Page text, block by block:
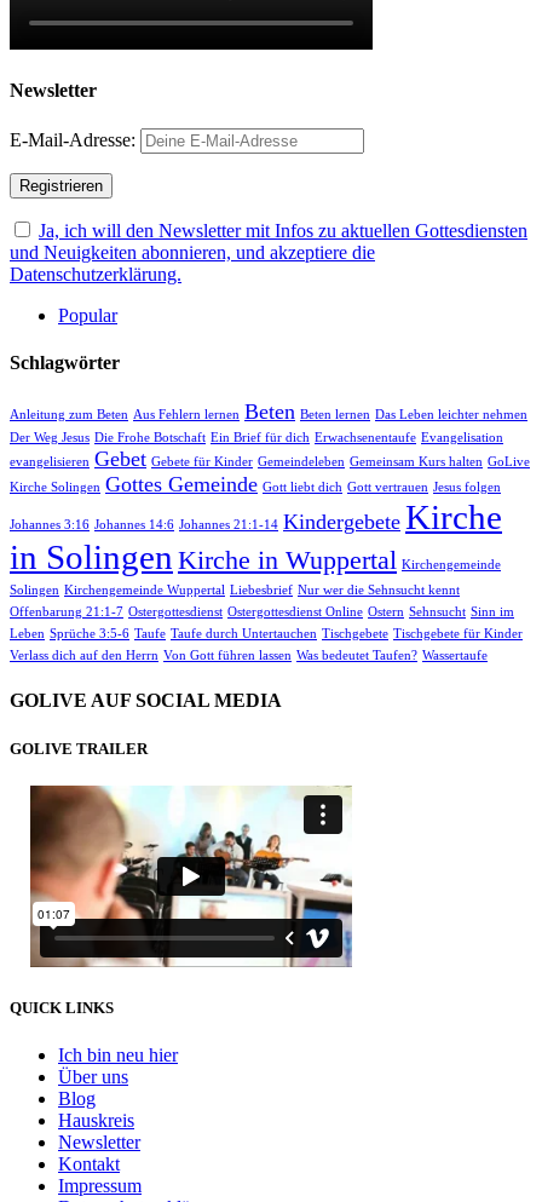
Newsletter
E-Mail-Adresse:
Ja, ich will den Newsletter mit Infos zu aktuellen Gottesdiensten
und Neuigkeiten abonnieren, und akzeptiere die
Datenschutzerklärung.
Popular
Schlagwörter
Anleitung zum Beten Aus Fehlern lernen Beten Beten lernen Das Leben leichter nehmen
Der Weg Jesus Die Frohe Botschaft Ein Brief für dich Erwachsenentaufe Evangelisation
evangelisieren Gebet Gebete für Kinder Gemeindeleben Gemeinsam Kurs halten GoLive
Kirche Solingen Gottes Gemeinde Gott liebt dich Gott vertrauen Jesus folgen
Johannes 3:16 Johannes 14:6 Johannes 21:1-14 Kindergebete Kirche
in Solingen Kirche in Wuppertal Kirchengemeinde
Solingen Kirchengemeinde Wuppertal Liebesbrief Nur wer die Sehnsucht kennt
Offenbarung 21:1-7 Ostergottesdienst Ostergottesdienst Online Ostern Sehnsucht Sinn im
Leben Sprüche 3:5-6 Taufe Taufe durch Untertauchen Tischgebete Tischgebete für Kinder
Verlass dich auf den Herrn Von Gott führen lassen Was bedeutet Taufen? Wassertaufe
GOLIVE AUF SOCIAL MEDIA
GOLIVE TRAILER
QUICK LINKS
Ich bin neu hier
Über uns
Blog
Hauskreis
Newsletter
Kontakt
Impressum